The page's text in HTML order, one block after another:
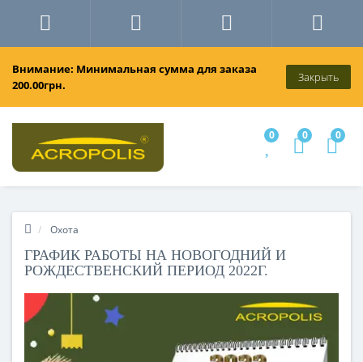
Внимание: Минимальная сумма для заказа
200.00грн.
Закрыть
0 0 0
Охота
ГРАФИК РАБОТЫ НА НОВОГОДНИЙ И
РОЖДЕСТВЕНСКИЙ ПЕРИОД 2022Г.